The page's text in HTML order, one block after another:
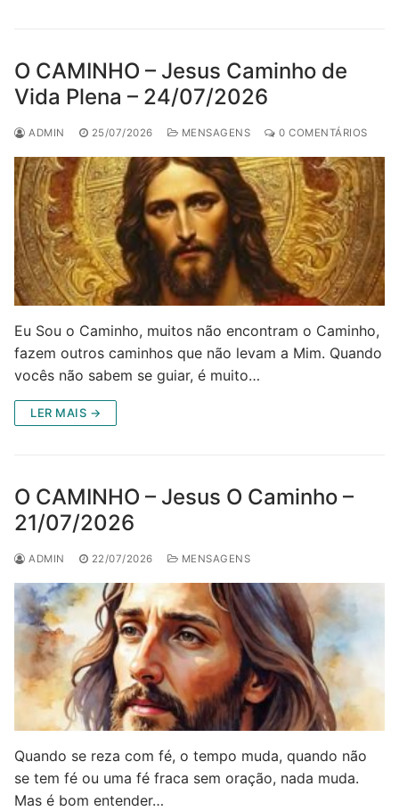
O CAMINHO – Jesus Caminho de
Vida Plena – 24/07/2026
ADMIN 25/07/2026 MENSAGENS 0 COMENTÁRIOS
Eu Sou o Caminho, muitos não encontram o Caminho,
fazem outros caminhos que não levam a Mim. Quando
vocês não sabem se guiar, é muito…
LER MAIS →
O CAMINHO – Jesus O Caminho –
21/07/2026
ADMIN 22/07/2026 MENSAGENS
Quando se reza com fé, o tempo muda, quando não
se tem fé ou uma fé fraca sem oração, nada muda.
Mas é bom entender…